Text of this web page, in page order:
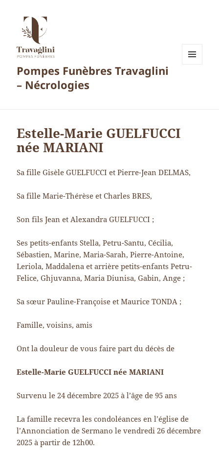
Pompes Funèbres Travaglini
– Nécrologies
Estelle-Marie GUELFUCCI
née MARIANI
Sa fille Gisèle GUELFUCCI et Pierre-Jean DELMAS,
Sa fille Marie-Thérèse et Charles BRES,
Son fils Jean et Alexandra GUELFUCCI ;
Ses petits-enfants Stella, Petru-Santu, Cécilia,
Sébastien, Marine, Maria-Sarah, Pierre-Antoine,
Leriola, Maddalena et arrière petits-enfants Petru-
Felice, Ghjuvanna, Maria Diunisa, Gabin, Ange ;
Sa sœur Pauline-Françoise et Maurice TONDA ;
Famille, voisins, amis
Ont la douleur de vous faire part du décès de
Estelle-Marie GUELFUCCI née MARIANI
Survenu le 24 décembre 2025 à l’âge de 95 ans
La famille recevra les condoléances en l’église de
l’Annonciation de Sermano le vendredi 26 décembre
2025 à partir de 12h00.